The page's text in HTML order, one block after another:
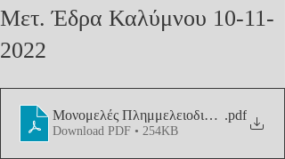
Μετ. Έδρα Καλύμνου 10-11-
2022
Μονομελές Πλημμελειοδικείο Μετ.
.pdf
Download PDF • 254KB